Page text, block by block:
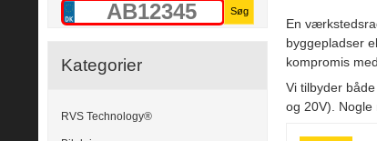
Søg
Kategorier
RVS Technology®
En
byggepladser
kompromis
Vi tilbyder
og 20V).